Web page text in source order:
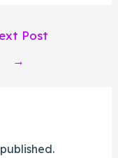
Post
→